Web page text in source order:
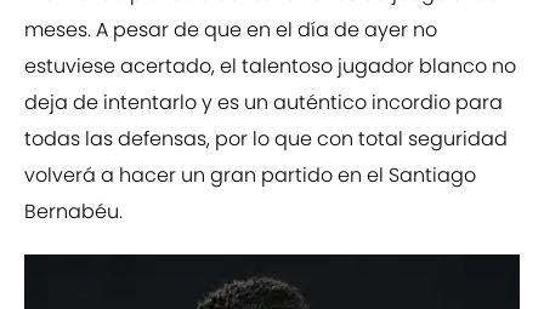
meses. A pesar de que en el día de ayer no
estuviese acertado, el talentoso jugador blanco no
deja de intentarlo y es un auténtico incordio para
todas las defensas, por lo que con total seguridad
volverá a hacer un gran partido en el Santiago
Bernabéu.